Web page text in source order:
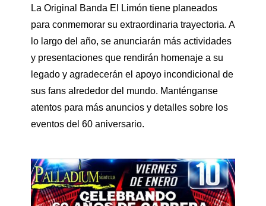
La Original Banda El Limón tiene planeados
para conmemorar su extraordinaria trayectoria. A
lo largo del año, se anunciarán más actividades
y presentaciones que rendirán homenaje a su
legado y agradecerán el apoyo incondicional de
sus fans alrededor del mundo. Manténganse
atentos para más anuncios y detalles sobre los
eventos del 60 aniversario.